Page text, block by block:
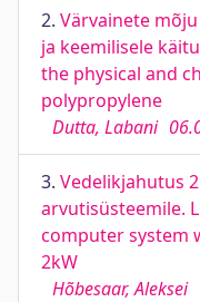
2. Värvainete
ja keemilisele
the physical and
polypropylene
Dutta, Labani
3. Vedelikjahutus
arvutisüsteemile.
computer system
2kW
Hõbesaar, Aleksei